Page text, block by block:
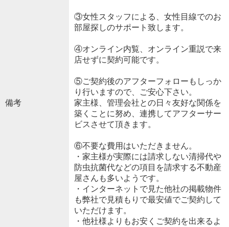
備考
③女性スタッフによる、女性目線でのお
部屋探しのサポート致します。
④オンライン内覧、オンライン重説で来
店せずに契約可能です。
⑤ご契約後のアフターフォローもしっか
り行いますので、ご安心下さい。
家主様、管理会社との日々友好な関係を
築くことに努め、連携してアフターサー
ビスさせて頂きます。
⑥不要な費用はいただきません。
・家主様が実際には請求しない清掃代や
防虫抗菌代などの項目を請求する不動産
屋さんも多いようです。
・インターネットで見た他社の掲載物件
も弊社で見積もりで最安値でご契約して
いただけます。
・他社様よりもお安くご契約を出来るよ